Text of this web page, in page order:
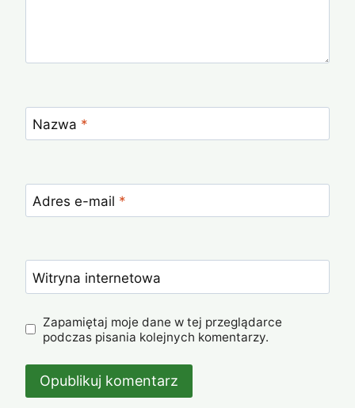
Nazwa *
Adres e-mail *
Witryna internetowa
Zapamiętaj moje dane w tej przeglądarce
podczas pisania kolejnych komentarzy.